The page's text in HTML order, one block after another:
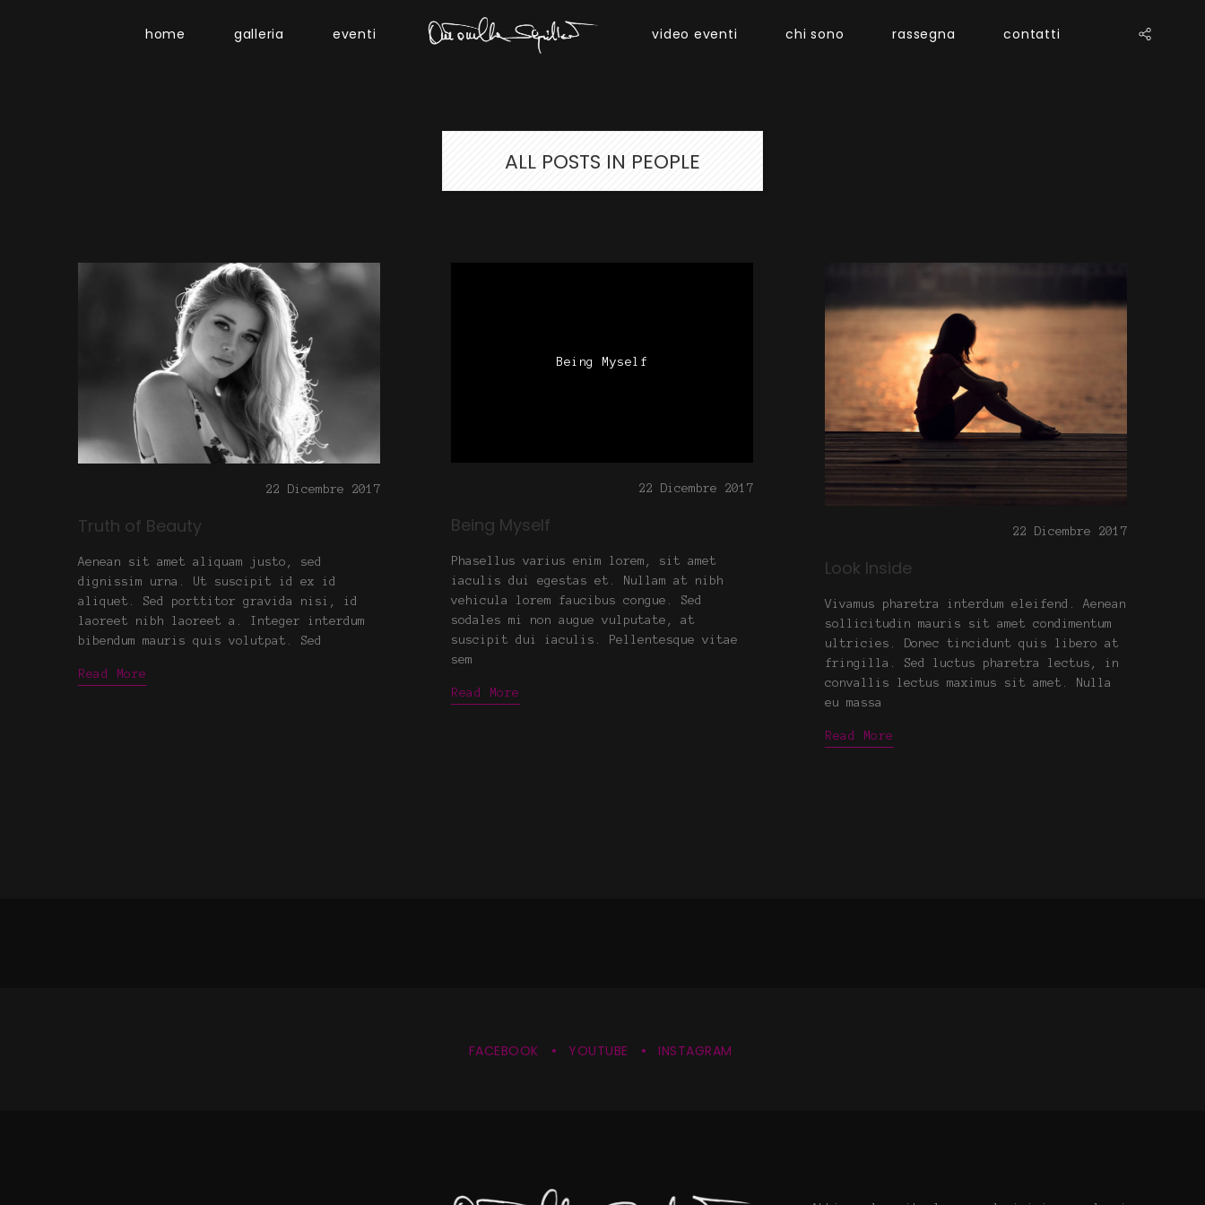
home galleria eventi video eventi chi sono rassegna contatti
ALL POSTS IN PEOPLE
22 Dicembre 2017
Truth of Beauty
Aenean sit amet aliquam justo, sed
dignissim urna. Ut suscipit id ex id
aliquet. Sed porttitor gravida nisi, id
laoreet nibh laoreet a. Integer interdum
bibendum mauris quis volutpat. Sed
Read More
Being Myself
22 Dicembre 2017
Being Myself
Phasellus varius enim lorem, sit amet
iaculis dui egestas et. Nullam at nibh
vehicula lorem faucibus congue. Sed
sodales mi non augue vulputate, at
suscipit dui iaculis. Pellentesque vitae
sem
Read More
22 Dicembre 2017
Look Inside
Vivamus pharetra interdum eleifend. Aenean
sollicitudin mauris sit amet condimentum
ultricies. Donec tincidunt quis libero at
fringilla. Sed luctus pharetra lectus, in
convallis lectus maximus sit amet. Nulla
eu massa
Read More
FACEBOOK YOUTUBE INSTAGRAM